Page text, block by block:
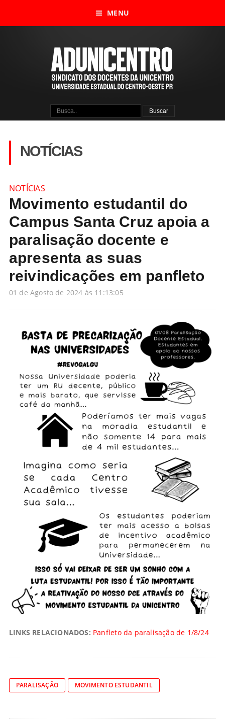
MENU
NOTÍCIAS
NOTÍCIAS
Movimento estudantil do
Campus Santa Cruz apoia a
paralisação docente e
apresenta as suas
reivindicações em panfleto
01 de Agosto de 2024 às 11:13:05
LINKS RELACIONADOS: Panfleto da paralisação de 1/8/24
PARALISAÇÃO MOVIMENTO ESTUDANTIL